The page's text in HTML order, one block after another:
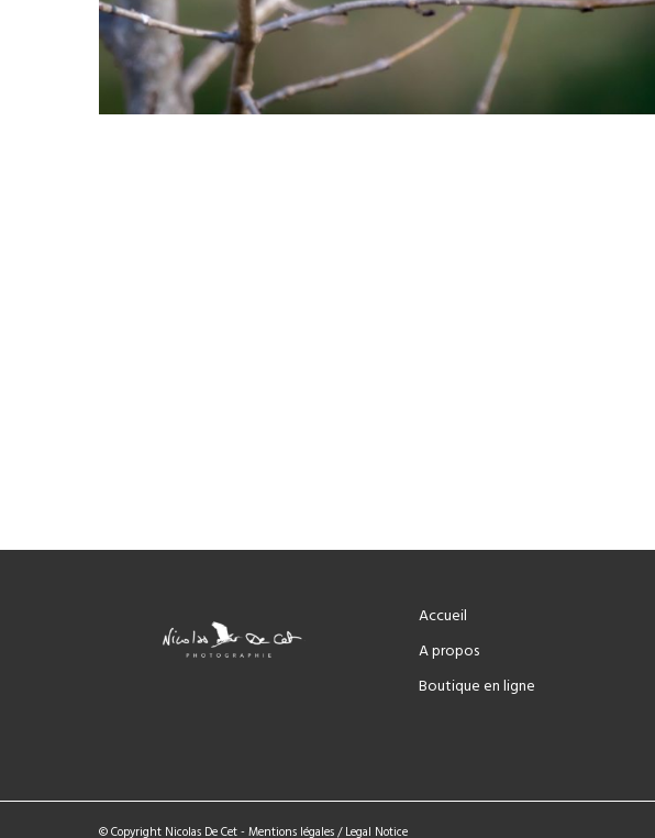
Accueil
A propos
Boutique en ligne
© Copyright Nicolas De Cet -Mentions légales / Legal Notice